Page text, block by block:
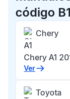
código
Chery
A1
Chery A1
Ver
Toyota